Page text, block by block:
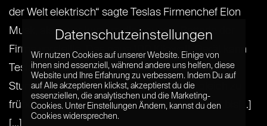
der Welt elektrisch“ sagte Teslas Firmenchef Elon
Musk, als er vor kurzem die neueste Batterie der
Firma vorstellte. Das neue 100 Kilowatt-Gerät kann
Teslas Autos in nur 2,5 Sekunden auf etwa 97
Stundenkilometer beschleunigen. Im Vergleich zu
früheren Batteriegenerationen kann man jetzt bis[...]
[...]
Datenschutzeinstellungen
Wir nutzen Cookies auf unserer Website. Einige von
ihnen sind essenziell, während andere uns helfen, diese
Website und Ihre Erfahrung zu verbessern. Indem Du auf
auf Alle akzeptieren klickst, akzeptierst du die
essenziellen, die analytischen und die Marketing-
Cookies. Unter Einstellungen Ändern, kannst du den
Cookies widersprechen.